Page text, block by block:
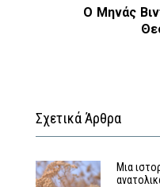
Ο Μηνάς
Σχετικά Άρθρα
Μια